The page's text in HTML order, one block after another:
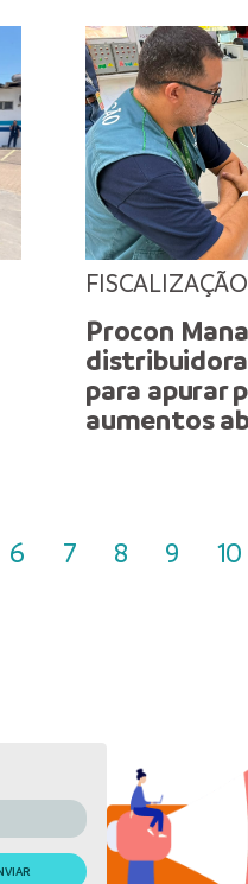
FISCALIZAÇÃO
Procon
para apurar
aumentos
6 7 8 9 10